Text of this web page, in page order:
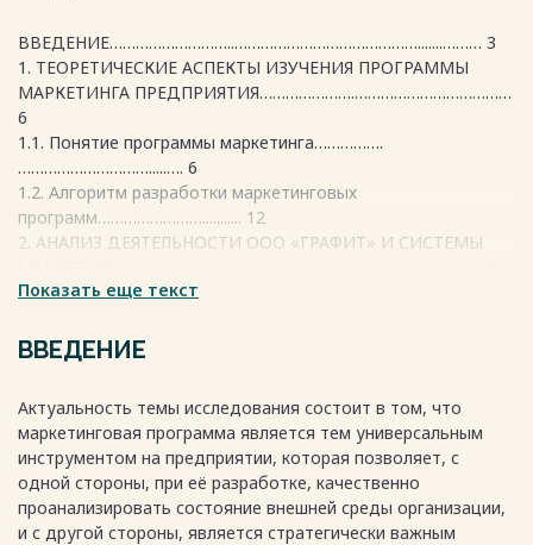
ВВЕДЕНИЕ………………………..…………………………………….......……… 3
1. ТЕОРЕТИЧЕСКИЕ АСПЕКТЫ ИЗУЧЕНИЯ ПРОГРАММЫ
МАРКЕТИНГА ПРЕДПРИЯТИЯ………………….………………………………
6
1.1. Понятие программы маркетинга…………….
………………………….....…. 6
1.2. Алгоритм разработки маркетинговых
программ……………………........... 12
2. АНАЛИЗ ДЕЯТЕЛЬНОСТИ ООО «ГРАФИТ» И СИСТЕМЫ
2.1. Краткая характеристика ООО
2.2. Анализ маркетинговой деятельности ООО
«Графит»………….……..….…26
СОВЕРШЕНСТВОВАНИЮ ПРОГРАММЫ МАРКЕТИНГА
ИССЛЕДУЕМОГО ПРЕДПРИЯТИЯ…….......33
3.1. Обоснование и разработка программы маркетинга ООО
«Графит» …..….33
3.2. Оценка эффективности разработанной программы
Показать еще текст
ВВЕДЕНИЕ
Актуальность темы исследования состоит в том, что
маркетинговая программа является тем универсальным
инструментом на предприятии, которая позволяет, с
одной стороны, при её разработке, качественно
проанализировать состояние внешней среды организации,
и с другой стороны, является стратегически важным